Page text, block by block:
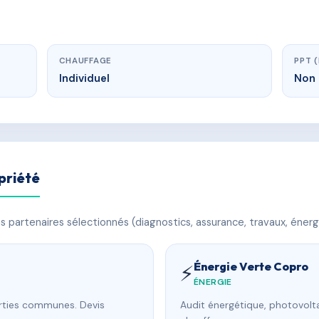
CHAUFFAGE
Individuel
PPT
sélectionnés (diagnostics, assurance, travaux,
communes. Devis
⚡Énergie Verte Copro
ÉNERGIE
Audit énergétique,